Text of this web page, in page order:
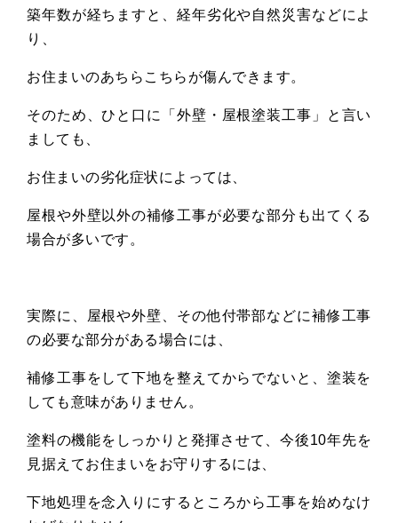
築年数が経ちますと、経年劣化や自然災害などによ
り、
お住まいのあちらこちらが傷んできます。
そのため、ひと口に「外壁・屋根塗装工事」と言い
ましても、
お住まいの劣化症状によっては、
屋根や外壁以外の補修工事が必要な部分も出てくる
場合が多いです。
実際に、屋根や外壁、その他付帯部などに補修工事
の必要な部分がある場合には、
補修工事をして下地を整えてからでないと、塗装を
しても意味がありません。
塗料の機能をしっかりと発揮させて、今後10年先を
見据えてお住まいをお守りするには、
下地処理を念入りにするところから工事を始めなけ